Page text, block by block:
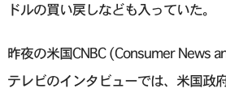
ドルの買い戻しなども入っていた。
昨夜の米国CNBC (Consumer News
テレビのインタビューでは、米国政